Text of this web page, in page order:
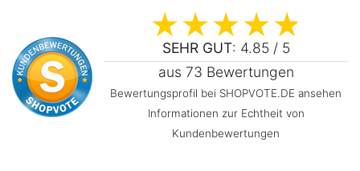
SEHR GUT: 4.85 / 5
aus 73 Bewertungen
Bewertungsprofil bei SHOPVOTE.DE ansehen
Informationen zur Echtheit von
Kundenbewertungen